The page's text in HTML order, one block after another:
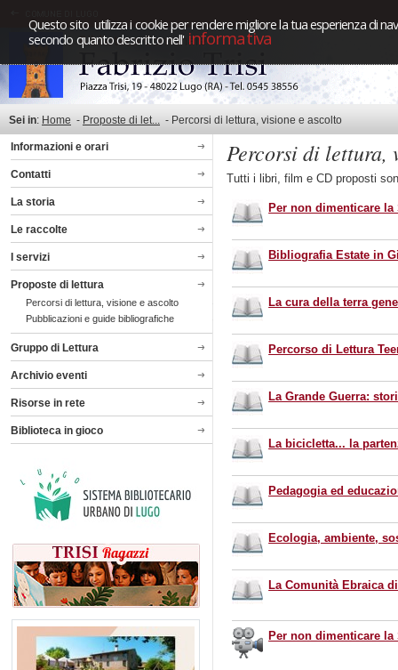
Questo sito utilizza i cookie per rendere migliore la tua esperienza di
secondo quanto descritto nell'informativa
Sei in: Home - Proposte di let... - Percorsi di lettura, visione e ascolto
Informazioni e orari
Contatti
La storia
Le raccolte
I servizi
Proposte di lettura
Percorsi di lettura, visione e ascolto
Pubblicazioni e guide bibliografiche
Gruppo di Lettura
Archivio eventi
Risorse in rete
Biblioteca in gioco
Percorsi di lettura,
Tutti i libri, film e CD proposti
Per non dimenticare
Bibliografia Estate in
La cura della terra
Percorso di Lettura
La Grande Guerra:
La bicicletta... la
Pedagogia ed
Ecologia, ambiente,
La Comunità Ebraica
Per non dimenticare